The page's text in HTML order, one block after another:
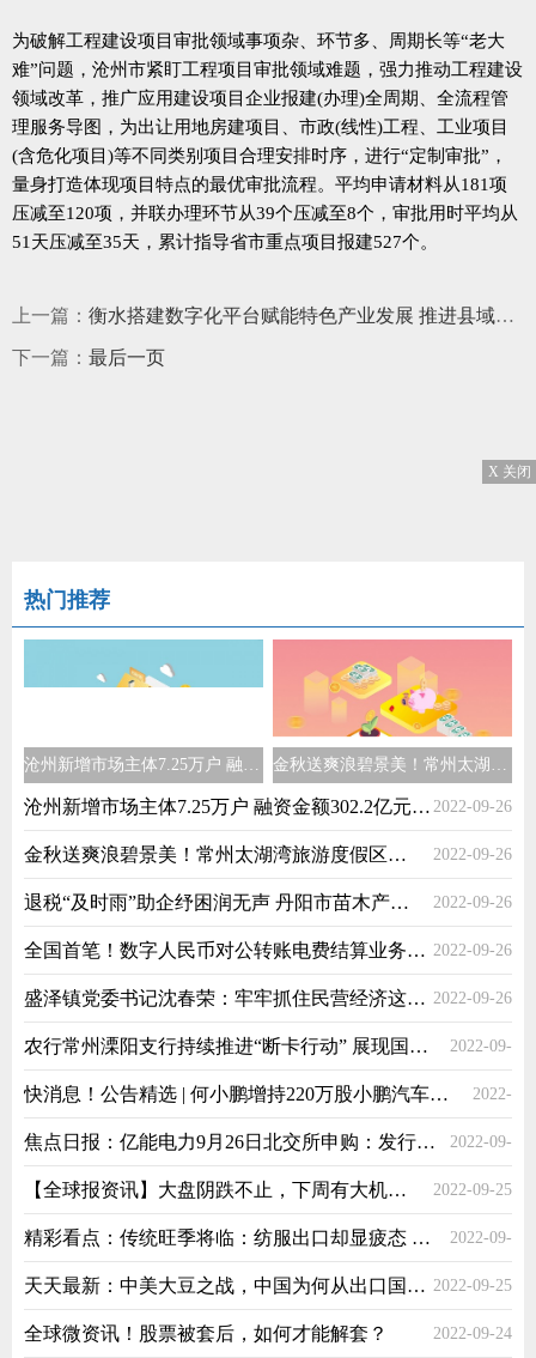
为破解工程建设项目审批领域事项杂、环节多、周期长等“老大
难”问题，沧州市紧盯工程项目审批领域难题，强力推动工程建设
领域改革，推广应用建设项目企业报建(办理)全周期、全流程管
理服务导图，为出让用地房建项目、市政(线性)工程、工业项目
(含危化项目)等不同类别项目合理安排时序，进行“定制审批”，
量身打造体现项目特点的最优审批流程。平均申请材料从181项
压减至120项，并联办理环节从39个压减至8个，审批用时平均从
51天压减至35天，累计指导省市重点项目报建527个。
上一篇： 衡水搭建数字化平台赋能特色产业发展 推进县域经济高质量发展
下一篇： 最后一页
X 关闭
热门推荐
沧州新增市场主体7.25万户 融资金额302.2亿元打造“金名片” 金秋送爽浪碧景美！常州太湖湾旅游度假区提档升级
沧州新增市场主体7.25万户 融资金额302.2亿元打造“金名片” 2022-09-26
金秋送爽浪碧景美！常州太湖湾旅游度假区提档升级 2022-09-26
退税“及时雨”助企纾困润无声 丹阳市苗木产业精准落地 2022-09-26
全国首笔！数字人民币对公转账电费结算业务顺利完成 2022-09-26
盛泽镇党委书记沈春荣：牢牢抓住民营经济这个“牛鼻子” 2022-09-26
农行常州溧阳支行持续推进“断卡行动” 展现国有银行责任担当 2022-09-
26
快消息！公告精选 | 何小鹏增持220万股小鹏汽车美股，买入金额超2亿元；中国神华拟提高现金分红比例 2022-
09-26
焦点日报：亿能电力9月26日北交所申购：发行价5元/股 发行市盈率13倍 2022-09-
25
【全球报资讯】大盘阴跌不止，下周有大机会吗？ 2022-09-25
精彩看点：传统旺季将临：纺服出口却显疲态 中小企业难抵“寒气”| 传真 2022-09-
25
天天最新：中美大豆之战，中国为何从出口国沦为进口国？ 2022-09-25
全球微资讯！股票被套后，如何才能解套？ 2022-09-24